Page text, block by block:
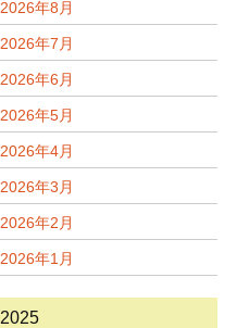
2026年8月
2026年7月
2026年6月
2026年5月
2026年4月
2026年3月
2026年2月
2026年1月
2025